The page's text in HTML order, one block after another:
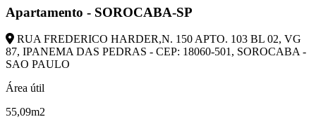
Apartamento - SOROCABA-SP
RUA FREDERICO HARDER,N. 150 APTO. 103 BL 02, VG
87, IPANEMA DAS PEDRAS - CEP: 18060-501, SOROCABA -
SAO PAULO
Área útil
55,09m2